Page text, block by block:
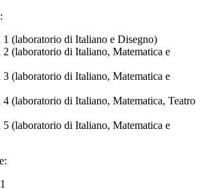
1 (laboratorio di Italiano e Disegno)
2 (laboratorio di Italiano, Matematica e
3 (laboratorio di Italiano, Matematica e
4 (laboratorio di Italiano, Matematica, Teatro
5 (laboratorio di Italiano, Matematica e